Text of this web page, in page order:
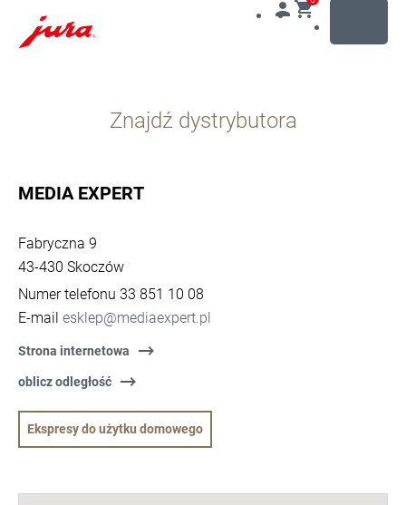
opcji
wyszukiwania
Znajdź dystrybutora
MEDIA EXPERT
Fabryczna 9
43-430 Skoczów
Numer telefonu 33 851 10 08
E-mail esklep@mediaexpert.pl
Strona internetowa
oblicz odległość
Ekspresy do użytku domowego